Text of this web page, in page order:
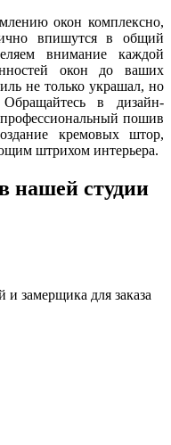
окон комплексно,
впишутся в общий
внимание каждой
окон до ваших
не только украшал, но
в дизайн-
пошив
кремовых штор,
штрихом интерьера.
нашей студии
и замерщика для заказа